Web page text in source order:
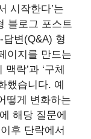
시작한다’는
블로그 포스트
변(Q&A) 형
이지를 만드는
락’과 ‘구체
했습니다. 예
떻게 변화하는
해당 질문에
후 단락에서